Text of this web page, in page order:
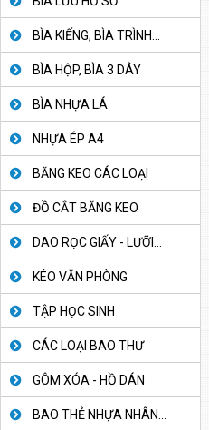
BÌA KIẾNG, BÌA TRÌNH...
BÌA HỘP, BÌA 3 DÂY
BÌA NHỰA LÁ
NHỰA ÉP A4
BĂNG KEO CÁC LOẠI
ĐỒ CẮT BĂNG KEO
DAO RỌC GIẤY - LƯỠI...
KÉO VĂN PHÒNG
TẬP HỌC SINH
CÁC LOẠI BAO THƯ
GÔM XÓA - HỒ DÁN
BAO THẺ NHỰA NHÂN...